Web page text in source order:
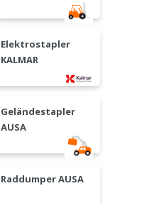
Elektrostapler
KALMAR
Geländestapler
AUSA
Raddumper AUSA